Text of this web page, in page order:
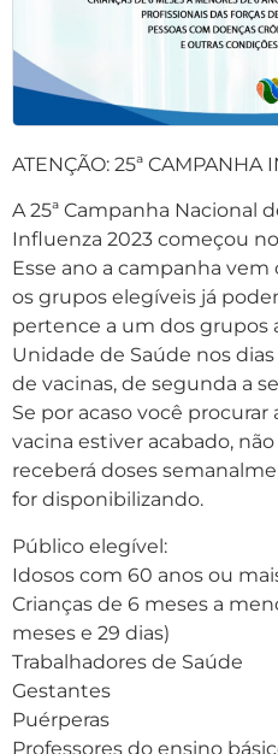
ATENÇÃO: 25ª CAMPANHA
A 25ª Campanha Nacional
Influenza 2023 começou
Esse ano a campanha
os grupos elegíveis já
pertence a um dos grupos
Unidade de Saúde nos
de vacinas, de segunda a
Se por acaso você procurar
vacina estiver acabado,
receberá doses
for disponibilizando.
Público elegível:
Idosos com 60 anos ou
Crianças de 6 meses a
meses e 29 dias)
Trabalhadores de Saúde
Gestantes
Puérperas
Professores do ensino